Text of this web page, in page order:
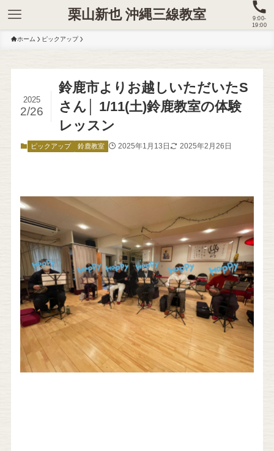
栗山新也 沖縄三線教室 9:00-
19:00
ホーム ピックアップ
鈴鹿市よりお越しいただいたS
さん│ 1/11(土)鈴鹿教室の体験
レッスン
2025
2/26
ピックアップ 鈴鹿教室 2025年1月13日 2025年2月26日